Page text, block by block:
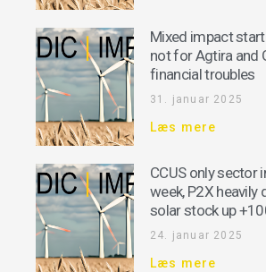
Mixed impact
not for Agtira and
financial troubles
31. januar 2025
Læs mere
CCUS only sector
week, P2X heavily
solar stock up
24. januar 2025
Læs mere